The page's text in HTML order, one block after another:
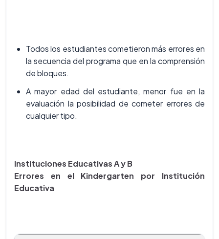
Todos los estudiantes cometieron más errores en
la secuencia del programa que en la comprensión
de bloques.
A mayor edad del estudiante, menor fue en la
evaluación la posibilidad de cometer errores de
cualquier tipo.
Instituciones Educativas A y B
Errores en el Kindergarten por Institución
Educativa